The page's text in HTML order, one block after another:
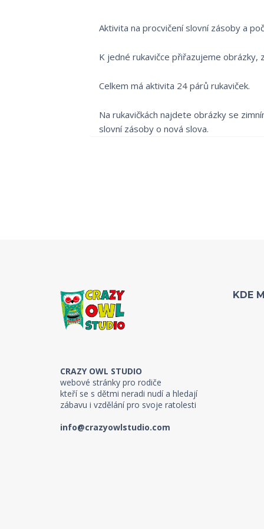
Aktivita na procvičení slovní zásoby a
K jedné rukavičce přiřazujeme obrázky,
Celkem má aktivita 24 párů rukaviček.
Na rukavičkách najdete obrázky se
slovní zásoby o nová slova.
CRAZY OWL STUDIO
webové stránky pro rodiče
kteří se s dětmi neradi nudí a hledají
zábavu i vzdělání pro svoje ratolesti
info@crazyowlstudio.com
KDE